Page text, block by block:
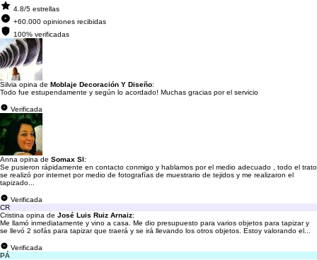
4.8/5 estrellas
+60.000 opiniones recibidas
100% verificadas
Silvia opina de Moblaje Decoración Y Diseño:
Todo fue estupendamente y según lo acordado! Muchas gracias por el servicio
Verificada
Anna opina de Somax Sl:
Se pusieron rápidamente en contacto conmigo y hablamos por el medio adecuado , todo el trato
se realizó por internet por medio de fotografías de muestrario de tejidos y me realizaron el
tapizado...
Verificada
CR
Cristina opina de José Luis Ruiz Arnaiz:
Me llamó inmediatamente y vino a casa. Me dio presupuesto para varios objetos para tapizar y
se llevó 2 sofás para tapizar que traerá y se irá llevando los otros objetos. Estoy valorando el...
Verificada
PÁ